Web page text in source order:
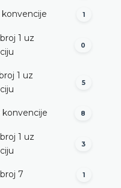
konvencije 1
1 uz
0
1 uz
5
konvencije 8
1 uz
3
7 1